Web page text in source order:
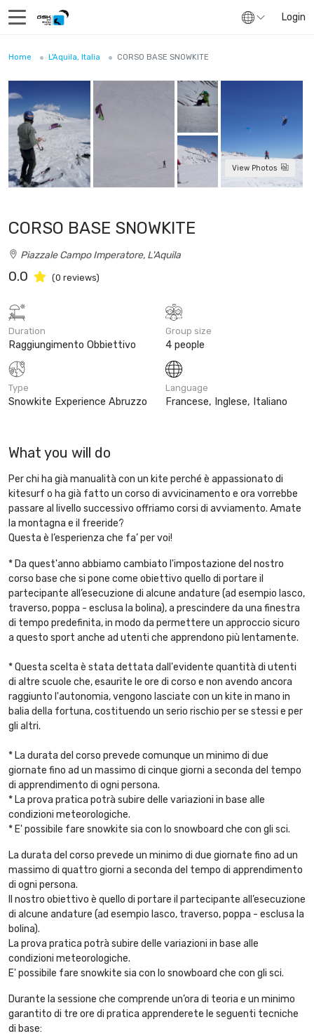
Login
Home L'Aquila, Italia CORSO BASE SNOWKITE
View Photos
CORSO BASE SNOWKITE
Piazzale Campo Imperatore, L'Aquila
0.0 (0 reviews)
Duration
Raggiungimento Obbiettivo
Group size
4 people
Type
Snowkite Experience Abruzzo
Language
Francese, Inglese, Italiano
What you will do
Per chi ha già manualità con un kite perché è appassionato di
kitesurf o ha già fatto un corso di avvicinamento e ora vorrebbe
passare al livello successivo offriamo corsi di avviamento. Amate
la montagna e il freeride?
Questa è l’esperienza che fa’ per voi!
* Da quest'anno abbiamo cambiato l'impostazione del nostro
corso base che si pone come obiettivo quello di portare il
partecipante all’esecuzione di alcune andature (ad esempio lasco,
traverso, poppa - esclusa la bolina), a prescindere da una finestra
di tempo predefinita, in modo da permettere un approccio sicuro
a questo sport anche ad utenti che apprendono più lentamente.
* Questa scelta è stata dettata dall'evidente quantità di utenti
di altre scuole che, esaurite le ore di corso e non avendo ancora
raggiunto l'autonomia, vengono lasciate con un kite in mano in
balia della fortuna, costituendo un serio rischio per se stessi e per
gli altri.
* La durata del corso prevede comunque un minimo di due
giornate fino ad un massimo di cinque giorni a seconda del tempo
di apprendimento di ogni persona.
* La prova pratica potrà subire delle variazioni in base alle
condizioni meteorologiche.
* E' possibile fare snowkite sia con lo snowboard che con gli sci.
La durata del corso prevede un minimo di due giornate fino ad un
massimo di quattro giorni a seconda del tempo di apprendimento
di ogni persona.
Il nostro obiettivo è quello di portare il partecipante all’esecuzione
di alcune andature (ad esempio lasco, traverso, poppa - esclusa la
bolina).
La prova pratica potrà subire delle variazioni in base alle
condizioni meteorologiche.
E' possibile fare snowkite sia con lo snowboard che con gli sci.
Durante la sessione che comprende un’ora di teoria e un minimo
garantito di tre ore di pratica apprenderete le seguenti tecniche
di base: